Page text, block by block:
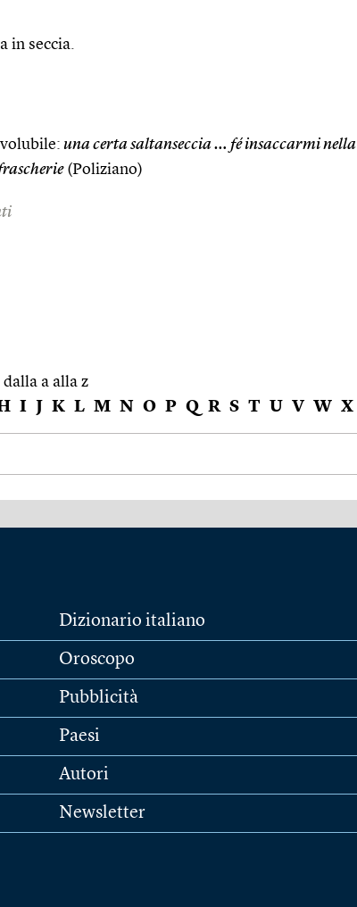
in seccia.
una certa saltanseccia … fé insaccarmi nella
(Poliziano)
a alla z
I J K L M N O P Q R S T U V W X
Dizionario italiano
Oroscopo
Pubblicità
Paesi
Autori
Newsletter